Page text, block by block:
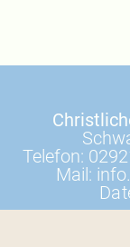
Telefon:
Mail: